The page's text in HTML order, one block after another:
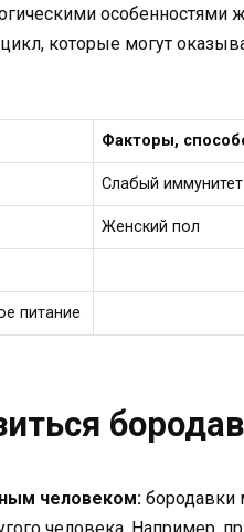
особенностями
которые могут
Факторы,
Слабый иммунитет
Женский пол
питание
человеком: бородавки